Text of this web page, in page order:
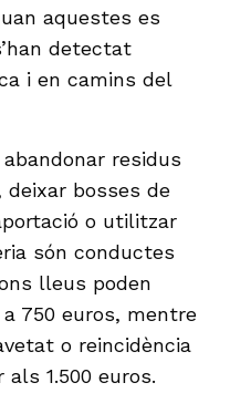
aquestes es
detectat
i en camins del
residus
bosses de
o utilitzar
són conductes
lleus poden
750 euros, mentre
o reincidència
1.500 euros.